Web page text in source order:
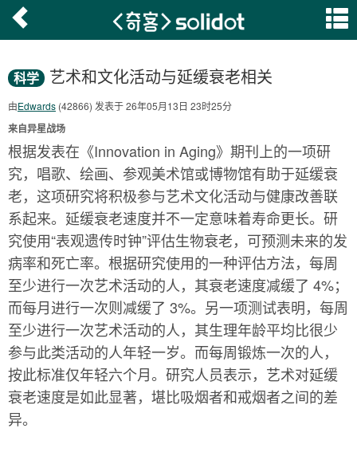
科学 艺术和文化活动与延缓衰老相关
由Edwards (42866) 发表于 26年05月13日 23时25分
来自异星战场
根据发表在《Innovation in Aging》期刊上的一项研
究，唱歌、绘画、参观美术馆或博物馆有助于延缓衰
老，这项研究将积极参与艺术文化活动与健康改善联
系起来。延缓衰老速度并不一定意味着寿命更长。研
究使用“表观遗传时钟”评估生物衰老，可预测未来的发
病率和死亡率。根据研究使用的一种评估方法，每周
至少进行一次艺术活动的人，其衰老速度减缓了 4%；
而每月进行一次则减缓了 3%。另一项测试表明，每周
至少进行一次艺术活动的人，其生理年龄平均比很少
参与此类活动的人年轻一岁。而每周锻炼一次的人，
按此标准仅年轻六个月。研究人员表示，艺术对延缓
衰老速度是如此显著，堪比吸烟者和戒烟者之间的差
异。